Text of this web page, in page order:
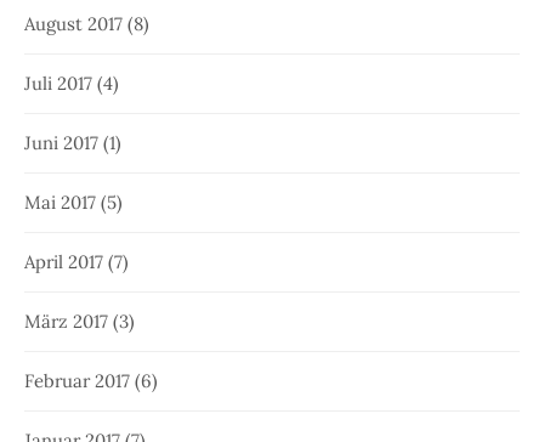
August 2017 (8)
Juli 2017 (4)
Juni 2017 (1)
Mai 2017 (5)
April 2017 (7)
März 2017 (3)
Februar 2017 (6)